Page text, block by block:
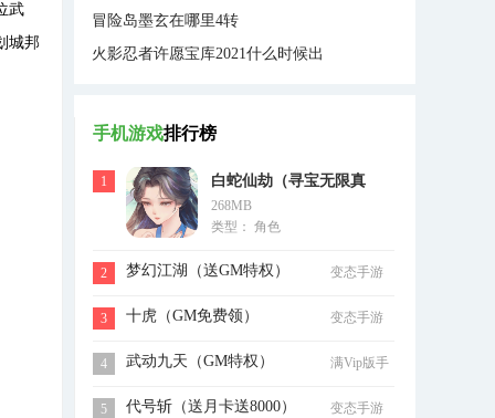
武
城邦
冒险岛墨玄在哪里4转
火影忍者许愿宝库2021什么时候出
手机游戏排行榜
1
白蛇仙劫（寻宝无限真
充）
268MB
类型： 角色
2 梦幻江湖（送GM特权） 变态手游
3 十虎（GM免费领） 变态手游
4 武动九天（GM特权）
满Vip版手
5
代号斩（送月卡送8000） 变态手游